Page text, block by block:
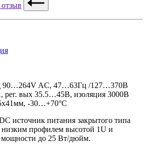
90…264V AC, 47…63Гц /127…370В
рег. вых 35.5…45В, изоляция 3000В
-30…+70°С
источник питания закрытого типа
профилем высотой 1U и
мощности до 25 Вт/дюйм.